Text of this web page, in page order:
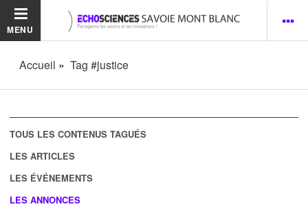
MENU
Accueil Tag #justice
TOUS LES CONTENUS TAGUÉS
LES ARTICLES
LES ÉVÉNEMENTS
LES ANNONCES